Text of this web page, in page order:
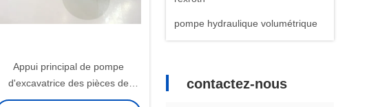
pompe hydraulique volumétrique
contactez-nous
Appui principal de pompe
d'excavatrice des pièces de
réparation de pompe hydraulique